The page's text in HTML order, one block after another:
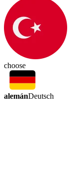
choose
alemánDeutsch